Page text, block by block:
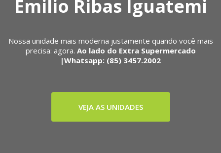
Emilio Ribas Iguatemi
Nossa unidade mais moderna justamente quando você mais
precisa: agora. Ao lado do Extra Supermercado
|Whatsapp: (85) 3457.2002
VEJA AS UNIDADES